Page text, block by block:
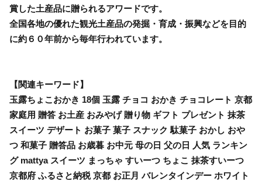
賞した土産品に贈られるアワードです。
全国各地の優れた観光土産品の発掘・育成・振興などを目的
に約６０年前から毎年行われています。
【関連キーワード】
玉露ちょこおかき 18個 玉露 チョコ おかき チョコレート 京都
家庭用 贈答 お土産 おみやげ 贈り物 ギフト プレゼント 抹茶
スイーツ デザート お菓子 菓子 スナック 駄菓子 おかし おや
つ 和菓子 贈答品 お歳暮 お中元 母の日 父の日 人気 ランキン
グ mattya スイーツ まっちゃ すいーつ ちょこ 抹茶すいーつ
京都府 ふるさと納税 京都 お正月 バレンタインデー ホワイト